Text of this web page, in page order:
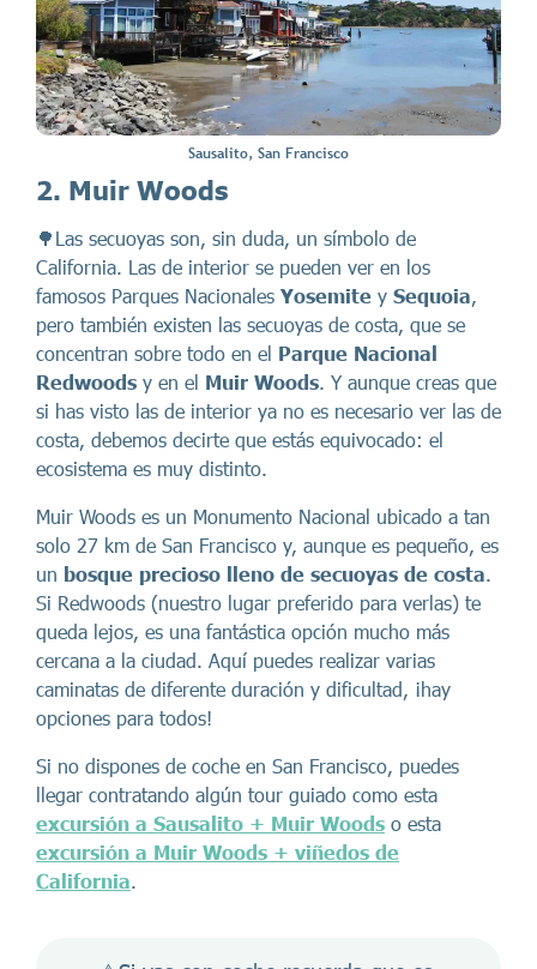
Sausalito, San Francisco
2. Muir Woods
🌳Las secuoyas son, sin duda, un símbolo de
California. Las de interior se pueden ver en los
famosos Parques Nacionales Yosemite y Sequoia,
pero también existen las secuoyas de costa, que se
concentran sobre todo en el Parque Nacional
Redwoods y en el Muir Woods. Y aunque creas que
si has visto las de interior ya no es necesario ver las de
costa, debemos decirte que estás equivocado: el
ecosistema es muy distinto.
Muir Woods es un Monumento Nacional ubicado a tan
solo 27 km de San Francisco y, aunque es pequeño, es
un bosque precioso lleno de secuoyas de costa.
Si Redwoods (nuestro lugar preferido para verlas) te
queda lejos, es una fantástica opción mucho más
cercana a la ciudad. Aquí puedes realizar varias
caminatas de diferente duración y dificultad, ¡hay
opciones para todos!
Si no dispones de coche en San Francisco, puedes
llegar contratando algún tour guiado como esta
excursión a Sausalito + Muir Woods o esta
excursión a Muir Woods + viñedos de
California.